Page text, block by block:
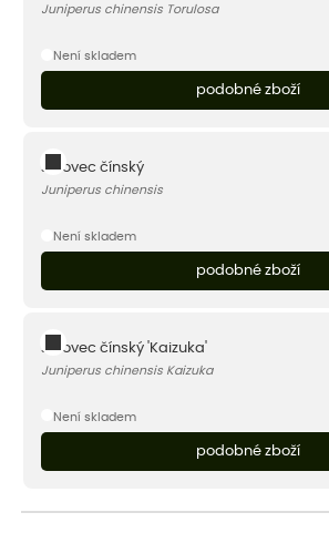
Juniperus chinensis Torulosa
Není skladem
podobné zboží
Jalovec čínský
Juniperus chinensis
Není skladem
podobné zboží
Jalovec čínský 'Kaizuka'
Juniperus chinensis Kaizuka
Není skladem
podobné zboží